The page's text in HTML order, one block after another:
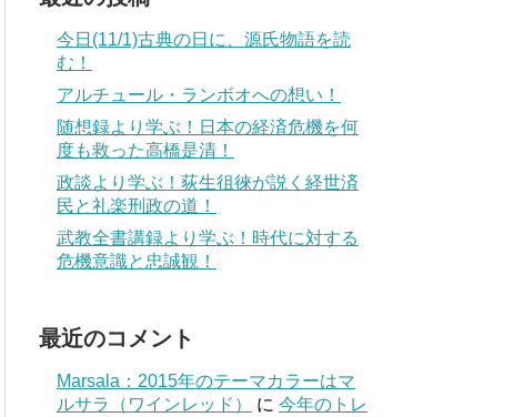
今日(11/1)古典の日に、源氏物語を読
む！
アルチュール・ランボオへの想い！
随想録より学ぶ！日本の経済危機を何
度も救った高橋是清！
政談より学ぶ！荻生徂徠が説く経世済
民と礼楽刑政の道！
武教全書講録より学ぶ！時代に対する
危機意識と忠誠観！
最近のコメント
Marsala：2015年のテーマカラーはマ
ルサラ（ワインレッド）
に 今年のトレ